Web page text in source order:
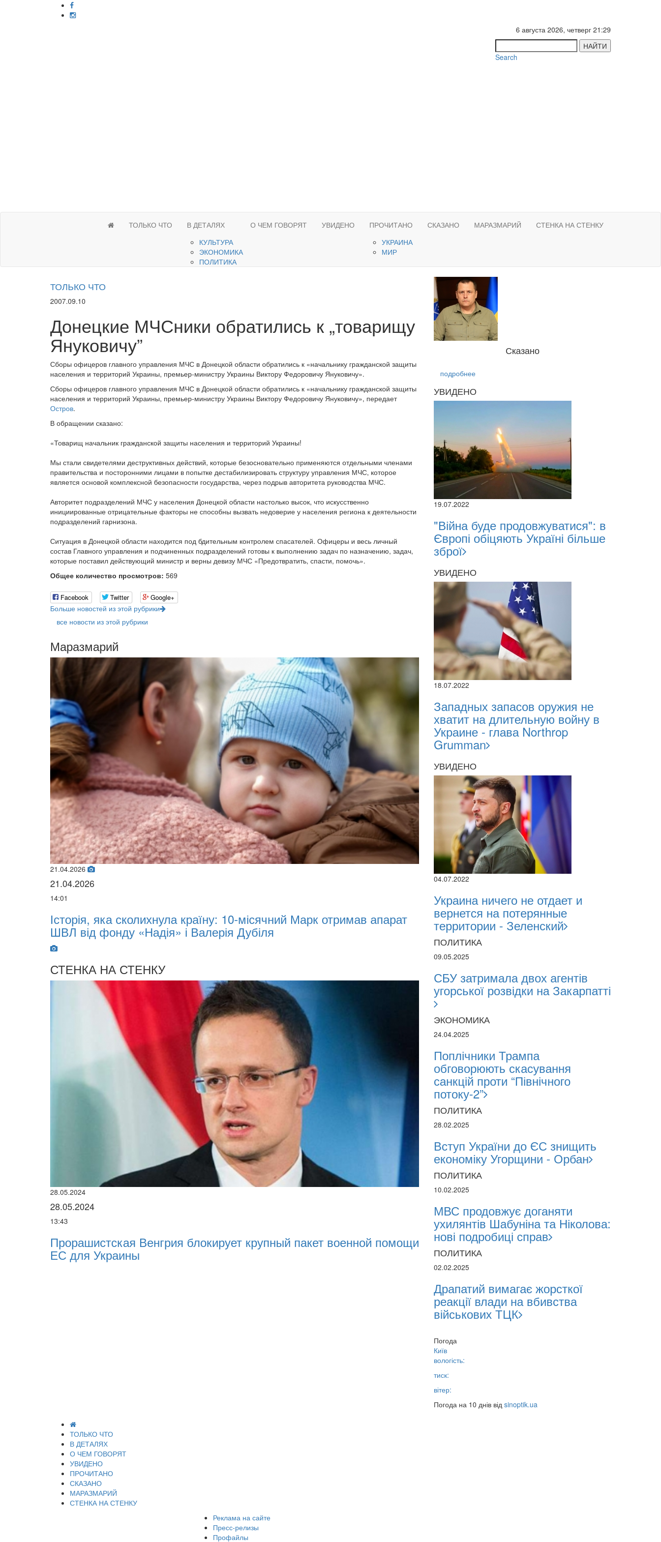
6 августа 2026, четверг 21:29
НАЙТИ
Search
ТОЛЬКО ЧТО
В ДЕТАЛЯХ
КУЛЬТУРА
ЭКОНОМИКА
ПОЛИТИКА
О ЧЕМ ГОВОРЯТ УВИДЕНО
ПРОЧИТАНО
УКРАИНА
МИР
СКАЗАНО МАРАЗМАРИЙ СТЕНКА НА СТЕНКУ
ТОЛЬКО ЧТО
2007.09.10
Донецкие МЧСники обратились к „товарищу
Януковичу”
Сборы офицеров главного управления МЧС в Донецкой области обратились к «начальнику гражданской защиты
населения и территорий Украины, премьер-министру Украины Виктору Федоровичу Януковичу».
Сборы офицеров главного управления МЧС в Донецкой области обратились к «начальнику гражданской защиты
населения и территорий Украины, премьер-министру Украины Виктору Федоровичу Януковичу», передает
Остров.
В обращении сказано:
«Товарищ начальник гражданской защиты населения и территорий Украины!
Мы стали свидетелями деструктивных действий, которые безосновательно применяются отдельными членами
правительства и посторонними лицами в попытке дестабилизировать структуру управления МЧС, которое
является основой комплексной безопасности государства, через подрыв авторитета руководства МЧС.
Авторитет подразделений МЧС у населения Донецкой области настолько высок, что искусственно
инициированные отрицательные факторы не способны вызвать недоверие у населения региона к деятельности
подразделений гарнизона.
Ситуация в Донецкой области находится под бдительным контролем спасателей. Офицеры и весь личный
состав Главного управления и подчиненных подразделений готовы к выполнению задач по назначению, задач,
которые поставил действующий министр и верны девизу МЧС «Предотвратить, спасти, помочь».
Общее количество просмотров: 569
Facebook Twitter Google+
Больше новостей из этой рубрики
все новости из этой рубрики
Маразмарий
апарат
02.02.2026
02.02.2026
Oleksii Abasov: How Ukrainian Businesses Can Attract International
Investments and Hedge Risks During War
11.07.2025
11.07.2025
Василь Костюк очолив
енергетиці
СТЕНКА НА СТЕНКУ
помощи
22.01.2024
Нацполіція лякає громадян погіршенням криміногенної ситуації в
разі мобілізації поліціянтів на війну
28.10.2023
28.10.2023
15:51
Угорщина захищає рашистський
Сказано
подробнее
УВИДЕНО
19.07.2022
"Війна буде продовжуватися": в
Європі обіцяють Україні більше
зброї
УВИДЕНО
18.07.2022
Западных запасов оружия не
хватит на длительную войну в
Украине - глава Northrop
Grumman
УВИДЕНО
04.07.2022
Украина ничего не отдает и
вернется на потерянные
территории - Зеленский
ПОЛИТИКА
09.05.2025
СБУ затримала двох агентів
угорської розвідки на Закарпатті
ЭКОНОМИКА
24.04.2025
Поплічники Трампа
обговорюють скасування
санкцій проти “Північного
потоку-2”
ПОЛИТИКА
28.02.2025
Вступ України до ЄС знищить
економіку Угорщини - Орбан
ПОЛИТИКА
10.02.2025
МВС продовжує доганяти
ухилянтів Шабуніна та Ніколова:
нові подробиці справ
ПОЛИТИКА
02.02.2025
Драпатий вимагає жорсткої
реакції влади на вбивства
військових ТЦК
Погода
Київ
вологість:
тиск:
вітер:
Погода на 10 днів від sinoptik.ua
ТОЛЬКО ЧТО
В ДЕТАЛЯХ
О ЧЕМ ГОВОРЯТ
УВИДЕНО
ПРОЧИТАНО
СКАЗАНО
МАРАЗМАРИЙ
СТЕНКА НА СТЕНКУ
Реклама на сайте
Пресс-релизы
Профайлы